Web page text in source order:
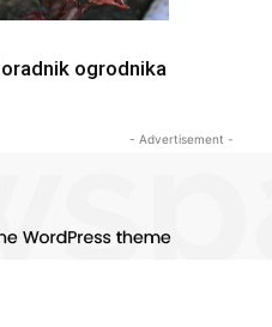
ogrodnika
- Advertisement -